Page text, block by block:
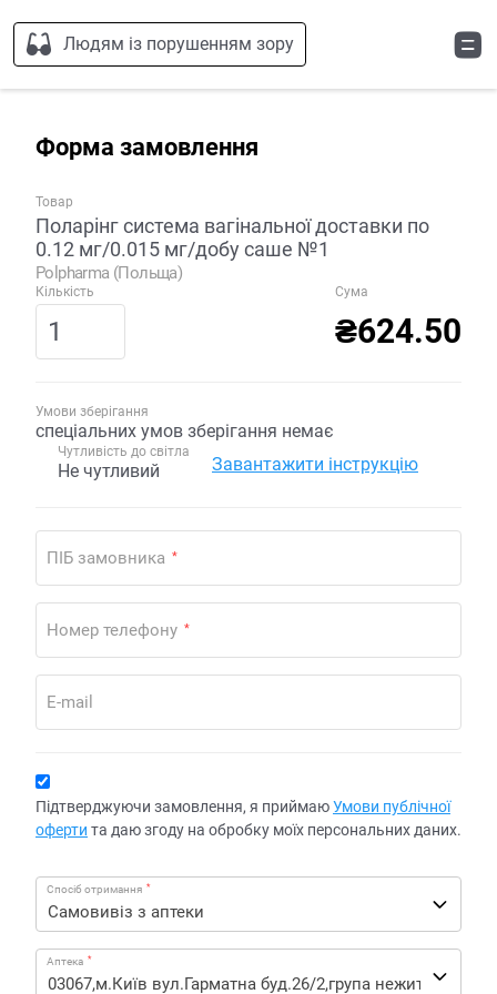
Людям із порушенням зору
Форма замовлення
Товар
Поларінг система вагінальної доставки по
0.12 мг/0.015 мг/добу саше №1
Polpharma (Польща)
Кількість Сума
₴624.50
Умови зберігання
спеціальних умов зберігання немає
Чутливість до світла
Не чутливий Завантажити інструкцію
ПІБ замовника *
Номер телефону *
E-mail
Підтверджуючи замовлення, я приймаюУмови публічної
оферти та даю згоду на обробку моїх персональних даних.
Спосіб отримання *
Аптека *